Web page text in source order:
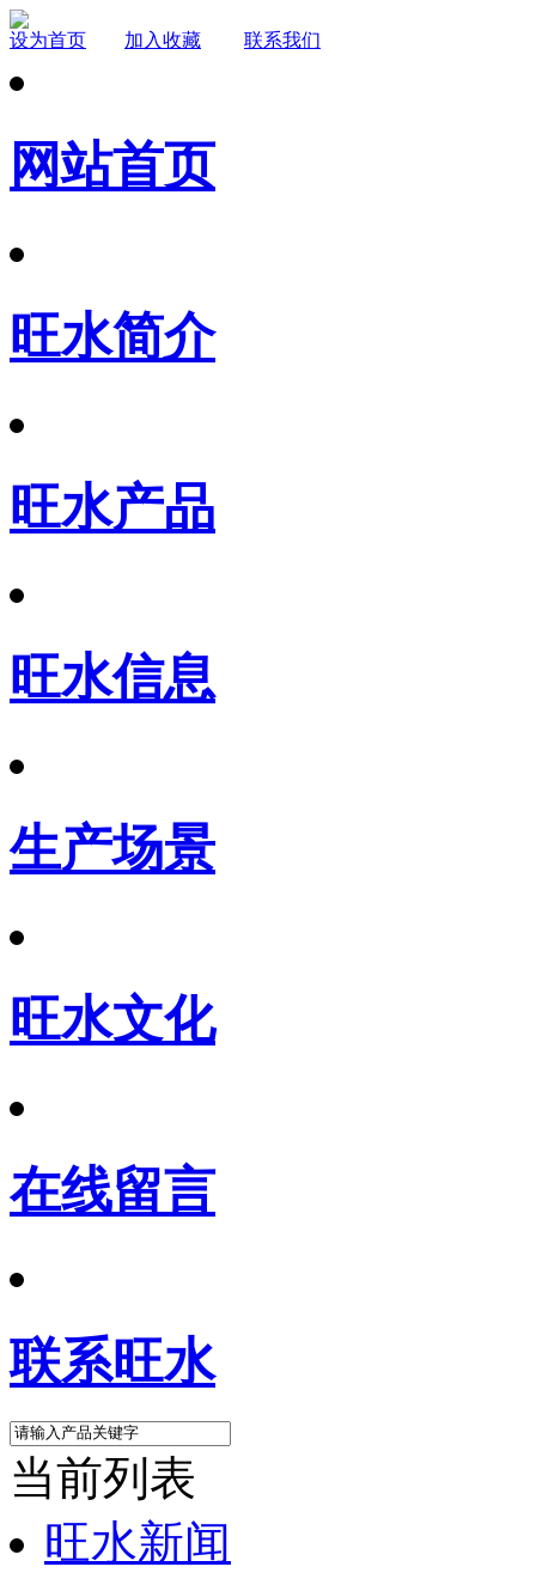
设为首页 加入收藏 联系我们
网站首页
旺水简介
旺水产品
旺水信息
生产场景
旺水文化
在线留言
联系旺水
当前列表
旺水新闻